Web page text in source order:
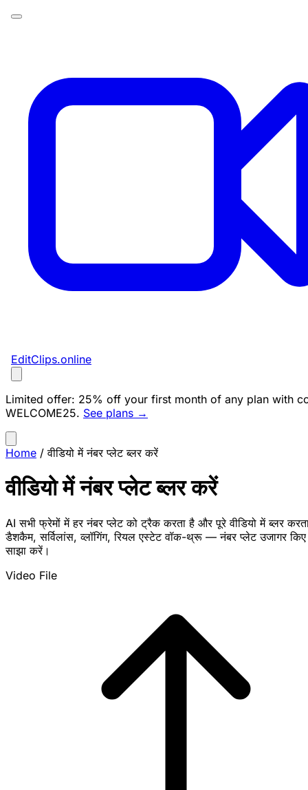
EditClips.online
Limited offer: 25% off your first month of any plan with
WELCOME25. See plans →
Home / वीडियो में नंबर प्लेट ब्लर करें
वीडियो में नंबर प्लेट ब्लर करें
AI सभी फ्रेमों में हर नंबर प्लेट को ट्रैक करता है और पूरे वीडियो में ब्लर
डैशकैम, सर्विलांस, व्लॉगिंग, रियल एस्टेट वॉक-थ्रू — नंबर प्लेट उजागर किए
साझा करें।
Video File